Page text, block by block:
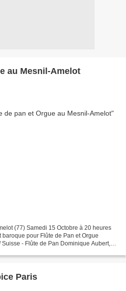
au Mesnil-Amelot
(77) Samedi 15 Octobre à 20 heures
pour Flûte de Pan et Orgue
- Flûte de Pan Dominique Aubert,
Paris